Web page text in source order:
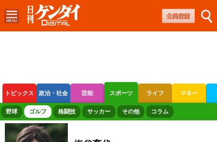
トピックス 政治・社会 芸能 スポーツ ライフ マネー
ボートレース 競輪 オートレース
野球 ゴルフ 格闘技 サッカー その他 コラム